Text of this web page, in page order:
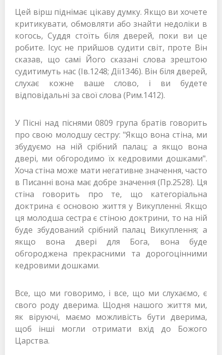
Цей вірш піднімає цікаву думку. Якщо ви хочете
критикувати, обмовляти або знайти недоліки в
когось, Суддя стоїть біля дверей, поки ви це
робите. Ісус не прийшов судити світ, проте Він
сказав, що самі Його сказані слова зрештою
судитимуть нас (Ів.1248; Дії1346). Він біля дверей,
слухає кожне ваше слово, і ви будете
відповідальні за свої слова (Рим.1412).
У Пісні над піснями 0809 група братів говорить
про свою молодшу сестру: "Якщо вона стіна, ми
збудуємо на ній срібний палац; а якщо вона
двері, ми обгородимо їх кедровими дошками".
Хоча стіна може мати негативне значення, часто
в Писанні вона має добре значення (Пр.2528). Ця
стіна говорить про те, що категоріальна
доктрина є основою життя у Викупленні. Якщо
ця молодша сестра є стіною доктрини, то на ній
буде збудований срібний палац Викуплення; а
якщо вона двері для Бога, вона буде
обгороджена прекрасними та дорогоцінними
кедровими дошками.
Все, що ми говоримо, і все, що ми слухаємо, є
свого роду дверима. Щодня нашого життя ми,
як віруючі, маємо можливість бути дверима,
щоб інші могли отримати вхід до Божого
Царства.